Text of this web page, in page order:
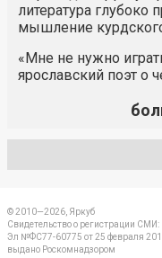
литература глубоко
мышление
«Мне не нужно
ярославский поэт о
© 2010—2026, Яркуб
Свидетельство о регистрации СМИ:
Эл №ФС77-60775 от 25 февраля
выдано Роскомнадзором